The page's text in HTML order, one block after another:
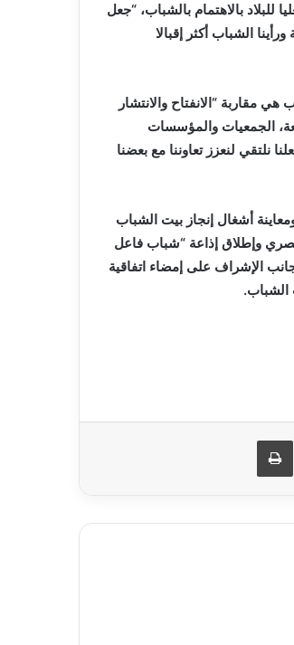
للبلاد بالاهتمام بالشباب، “جعل
الشباب أكثر إقبالا
مقاربة “الانفتاح والانتشار
الجمعيات والمؤسسات
نلتقي لنعزز تعاوننا مع بعضنا
أشغال إنجاز بيت الشباب
وإطلاق إذاعة “شباب فاعل
الإشراف على إمضاء اتفاقية
الشباب.
مشاركة عبر البريد